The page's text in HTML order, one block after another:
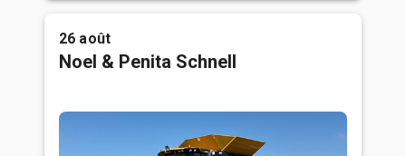
26 août
Noel & Penita Schnell